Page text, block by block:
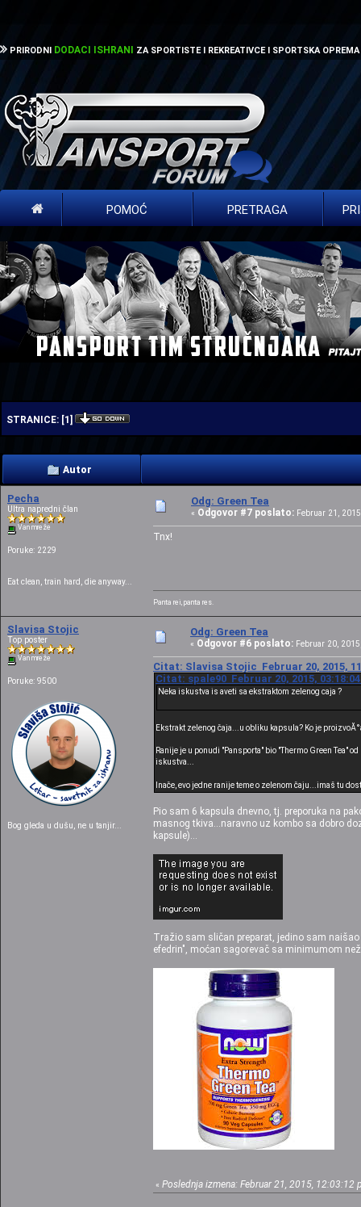
PRIRODNI DODACI ISHRANI ZA SPORTISTE I REKREATIVCE I SPORTSKA OPREMA
POMOĆ PRETRAGA
STRANICE: [1 ]
Autor
Pecha
Ultra napredni član
Van mreže
Poruke: 2229
Eat clean, train hard, die anyway...
Odg: Green Tea
« Odgovor #7 poslato: Februar 21,
Tnx!
Panta rei, panta res.
Slavisa Stojic
Top poster
Van mreže
Poruke: 9500
Bog gleda u dušu, ne u tanjir...
Odg: Green Tea
« Odgovor #6 poslato: Februar 20,
Citat: Slavisa Stojic Februar 20, 2015,
Citat: spale90 Februar 20, 2015,
Neka iskustva is aveti sa ekstraktom zelenog caja ?
Ekstrakt zelenog čaja...u obliku kapsula? Ko je
Ranije je u ponudi "Pansporta" bio "Thermo Green
iskustva...
Inače, evo jedne ranije teme o zelenom čaju...imaš tu
Pio sam 6 kapsula dnevno, tj. preporuka na
masnog tkiva...naravno uz kombo sa dobro
kapsule)...
Tražio sam sličan preparat, jedino sam naišao
efedrin", moćan sagorevač sa minimumom
« Poslednja izmena: Februar 21, 2015, 12:03:12